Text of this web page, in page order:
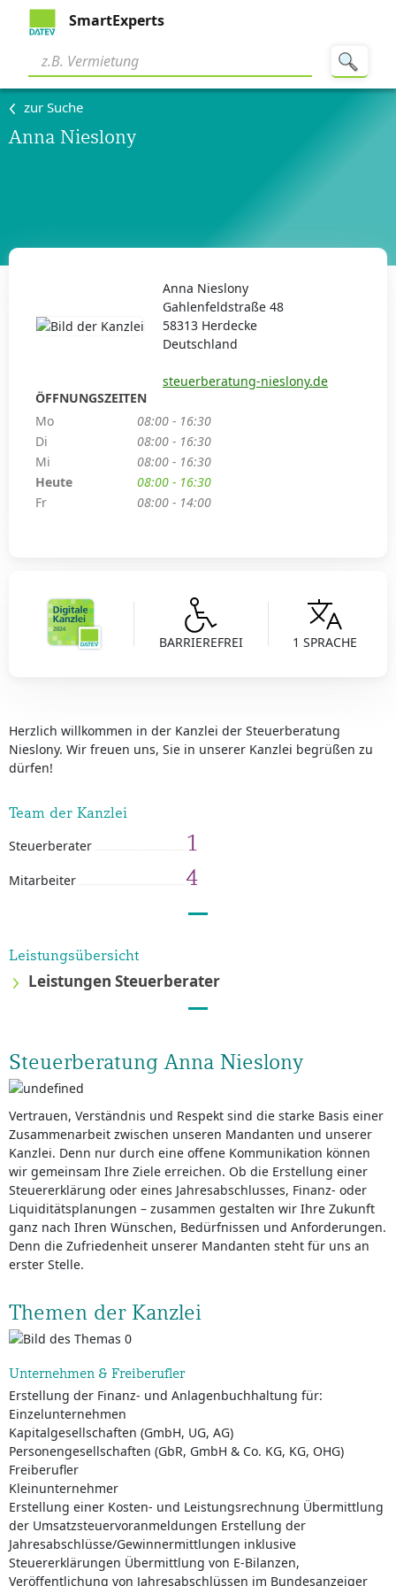
SmartExperts
zur Suche
Anna Nieslony
BARRIEREFREI 1 SPRACHE
Herzlich willkommen in der Kanzlei der Steuerberatung
Nieslony. Wir freuen uns, Sie in unserer Kanzlei begrüßen zu
dürfen!
Team der Kanzlei
Steuerberater 1
Mitarbeiter 4
Leistungsübersicht
Leistungen Steuerberater
Steuerberatung Anna Nieslony
Vertrauen, Verständnis und Respekt sind die starke Basis einer
Zusammenarbeit zwischen unseren Mandanten und unserer
Kanzlei. Denn nur durch eine offene Kommunikation können
wir gemeinsam Ihre Ziele erreichen. Ob die Erstellung einer
Steuererklärung oder eines Jahresabschlusses, Finanz- oder
Liquiditätsplanungen – zusammen gestalten wir Ihre Zukunft
ganz nach Ihren Wünschen, Bedürfnissen und Anforderungen.
Denn die Zufriedenheit unserer Mandanten steht für uns an
erster Stelle.
Themen der Kanzlei
Unternehmen & Freiberufler
Erstellung der Finanz- und Anlagenbuchhaltung für:
Einzelunternehmen
Kapitalgesellschaften (GmbH, UG, AG)
Personengesellschaften (GbR, GmbH & Co. KG, KG, OHG)
Freiberufler
Kleinunternehmer
Erstellung einer Kosten- und Leistungsrechnung Übermittlung
der Umsatzsteuervoranmeldungen Erstellung der
Jahresabschlüsse/Gewinnermittlungen inklusive
Steuererklärungen Übermittlung von E-Bilanzen,
Veröffentlichung von Jahresabschlüssen im Bundesanzeiger
Anna Nieslony
Gahlenfeldstraße 48
58313 Herdecke
Deutschland
steuerberatung-nieslony.de
ÖFFNUNGSZEITEN
Mo
08:00 - 16:30
Di
08:00 - 16:30
Mi
08:00 - 16:30
Heute
08:00 - 16:30
Fr
08:00 - 14:00